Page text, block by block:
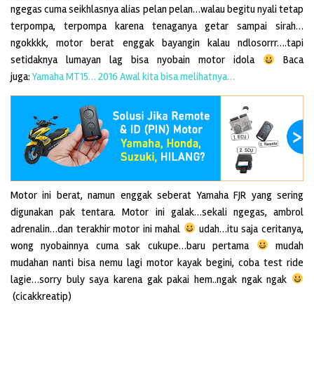
ngegas cuma seikhlasnya alias pelan pelan…walau begitu nyali tetap
terpompa, terpompa karena tenaganya getar sampai sirah…
ngokkkk, motor berat enggak bayangin kalau ndlosorrr….tapi
setidaknya lumayan lag bisa nyobain motor idola
Baca
juga:Yamaha MT15… 2016 Awal kita bisa melihatnya…
Motor ini berat, namun enggak seberat Yamaha FJR yang sering
digunakan pak tentara. Motor ini galak…sekali ngegas, ambrol
adrenalin…dan terakhir motor ini mahal
udah…itu saja ceritanya,
wong nyobainnya cuma sak cukupe…baru pertama
mudah
mudahan nanti bisa nemu lagi motor kayak begini, coba test ride
lagie…sorry buly saya karena gak pakai hem..ngak ngak ngak
(cicakkreatip)